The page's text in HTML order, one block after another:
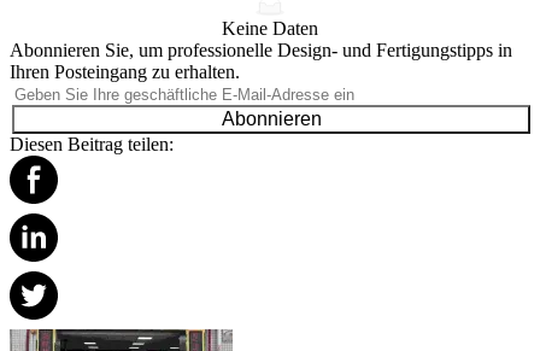
Keine Daten
Abonnieren Sie, um professionelle Design- und Fertigungstipps in
Ihren Posteingang zu erhalten.
Abonnieren
Diesen Beitrag teilen: